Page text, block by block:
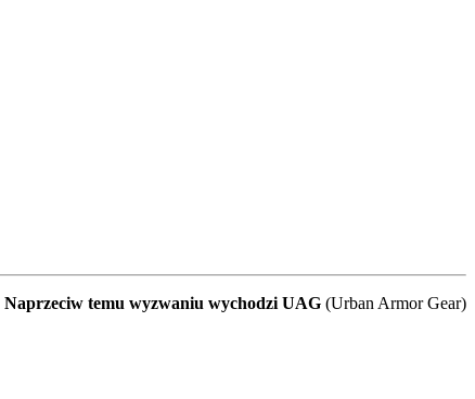
Naprzeciw temu wyzwaniu wychodzi UAG (Urban Armor Gear)